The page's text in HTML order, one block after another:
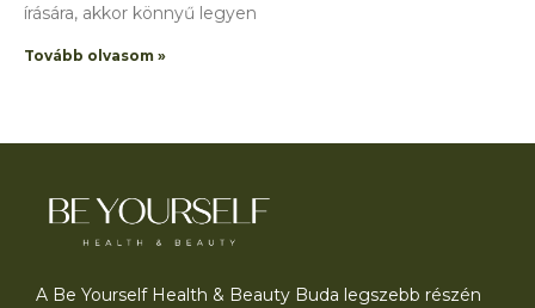
írására, akkor könnyű legyen
Tovább olvasom »
A Be Yourself Health & Beauty Buda legszebb részén